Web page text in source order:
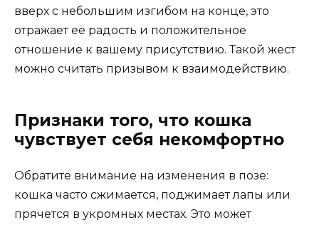
вверх с небольшим изгибом на конце, это
отражает её радость и положительное
отношение к вашему присутствию. Такой жест
можно считать призывом к взаимодействию.
Признаки того, что кошка
чувствует себя некомфортно
Обратите внимание на изменения в позе:
кошка часто сжимается, поджимает лапы или
прячется в укромных местах. Это может